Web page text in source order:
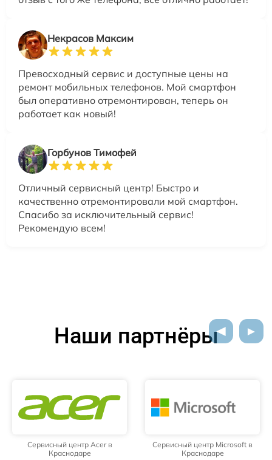
Некрасов Максим
Превосходный сервис и доступные цены на
ремонт мобильных телефонов. Мой смартфон
был оперативно отремонтирован, теперь он
работает как новый!
Горбунов Тимофей
Отличный сервисный центр! Быстро и
качественно отремонтировали мой смартфон.
Спасибо за исключительный сервис!
Рекомендую всем!
Наши партнёры
Сервисный центр Acer в
Краснодаре
Сервисный центр Microsoft в
Краснодаре